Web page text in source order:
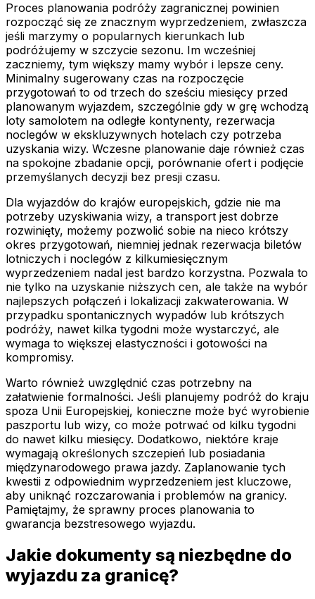
Proces planowania podróży zagranicznej powinien
rozpocząć się ze znacznym wyprzedzeniem, zwłaszcza
jeśli marzymy o popularnych kierunkach lub
podróżujemy w szczycie sezonu. Im wcześniej
zaczniemy, tym większy mamy wybór i lepsze ceny.
Minimalny sugerowany czas na rozpoczęcie
przygotowań to od trzech do sześciu miesięcy przed
planowanym wyjazdem, szczególnie gdy w grę wchodzą
loty samolotem na odległe kontynenty, rezerwacja
noclegów w ekskluzywnych hotelach czy potrzeba
uzyskania wizy. Wczesne planowanie daje również czas
na spokojne zbadanie opcji, porównanie ofert i podjęcie
przemyślanych decyzji bez presji czasu.
Dla wyjazdów do krajów europejskich, gdzie nie ma
potrzeby uzyskiwania wizy, a transport jest dobrze
rozwinięty, możemy pozwolić sobie na nieco krótszy
okres przygotowań, niemniej jednak rezerwacja biletów
lotniczych i noclegów z kilkumiesięcznym
wyprzedzeniem nadal jest bardzo korzystna. Pozwala to
nie tylko na uzyskanie niższych cen, ale także na wybór
najlepszych połączeń i lokalizacji zakwaterowania. W
przypadku spontanicznych wypadów lub krótszych
podróży, nawet kilka tygodni może wystarczyć, ale
wymaga to większej elastyczności i gotowości na
kompromisy.
Warto również uwzględnić czas potrzebny na
załatwienie formalności. Jeśli planujemy podróż do kraju
spoza Unii Europejskiej, konieczne może być wyrobienie
paszportu lub wizy, co może potrwać od kilku tygodni
do nawet kilku miesięcy. Dodatkowo, niektóre kraje
wymagają określonych szczepień lub posiadania
międzynarodowego prawa jazdy. Zaplanowanie tych
kwestii z odpowiednim wyprzedzeniem jest kluczowe,
aby uniknąć rozczarowania i problemów na granicy.
Pamiętajmy, że sprawny proces planowania to
gwarancja bezstresowego wyjazdu.
Jakie dokumenty są niezbędne do
wyjazdu za granicę?